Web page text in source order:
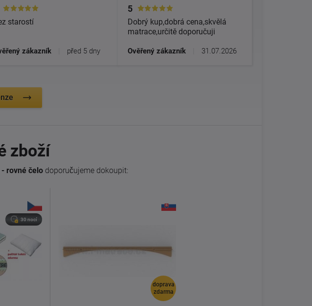
starostí
zákazník před 5 dny
5
Dobrý kup,dobrá cena,skvělá
matrace,určitě doporučuji
Ověřený zákazník 31.07.2026
zboží
rovné čelo doporučujeme dokoupit:
30 nocí
doprava
zdarma